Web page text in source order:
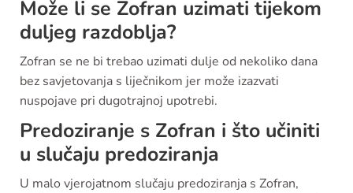
Može li se Zofran uzimati tijekom
duljeg razdoblja?
Zofran se ne bi trebao uzimati dulje od nekoliko dana
bez savjetovanja s liječnikom jer može izazvati
nuspojave pri dugotrajnoj upotrebi.
Predoziranje s Zofran i što učiniti
u slučaju predoziranja
U malo vjerojatnom slučaju predoziranja s Zofran,